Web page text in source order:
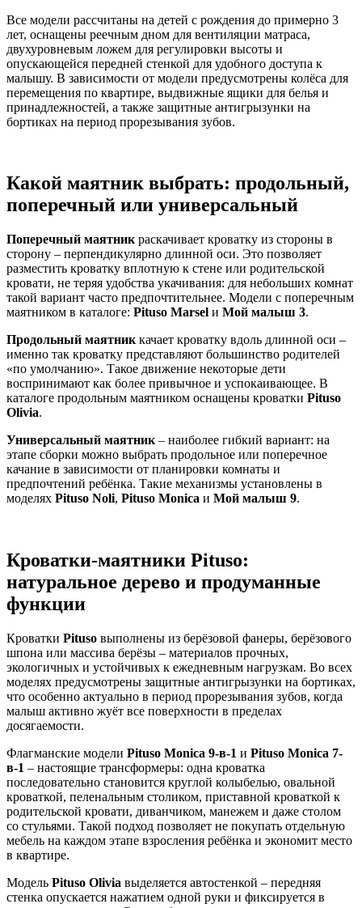
Все модели рассчитаны на детей с рождения до примерно 3
лет, оснащены реечным дном для вентиляции матраса,
двухуровневым ложем для регулировки высоты и
опускающейся передней стенкой для удобного доступа к
малышу. В зависимости от модели предусмотрены колёса для
перемещения по квартире, выдвижные ящики для белья и
принадлежностей, а также защитные антигрызунки на
бортиках на период прорезывания зубов.
Какой маятник выбрать: продольный,
поперечный или универсальный
Поперечный маятник раскачивает кроватку из стороны в
сторону – перпендикулярно длинной оси. Это позволяет
разместить кроватку вплотную к стене или родительской
кровати, не теряя удобства укачивания: для небольших комнат
такой вариант часто предпочтительнее. Модели с поперечным
маятником в каталоге: Pituso Marsel и Мой малыш 3.
Продольный маятник качает кроватку вдоль длинной оси –
именно так кроватку представляют большинство родителей
«по умолчанию». Такое движение некоторые дети
воспринимают как более привычное и успокаивающее. В
каталоге продольным маятником оснащены кроватки Pituso
Olivia.
Универсальный маятник – наиболее гибкий вариант: на
этапе сборки можно выбрать продольное или поперечное
качание в зависимости от планировки комнаты и
предпочтений ребёнка. Такие механизмы установлены в
моделях Pituso Noli, Pituso Monica и Мой малыш 9.
Кроватки-маятники Pituso:
натуральное дерево и продуманные
функции
Кроватки Pituso выполнены из берёзовой фанеры, берёзового
шпона или массива берёзы – материалов прочных,
экологичных и устойчивых к ежедневным нагрузкам. Во всех
моделях предусмотрены защитные антигрызунки на бортиках,
что особенно актуально в период прорезывания зубов, когда
малыш активно жуёт все поверхности в пределах
досягаемости.
Флагманские модели Pituso Monica 9-в-1 и Pituso Monica 7-
в-1 – настоящие трансформеры: одна кроватка
последовательно становится круглой колыбелью, овальной
кроваткой, пеленальным столиком, приставной кроваткой к
родительской кровати, диванчиком, манежем и даже столом
со стульями. Такой подход позволяет не покупать отдельную
мебель на каждом этапе взросления ребёнка и экономит место
в квартире.
Модель Pituso Olivia выделяется автостенкой – передняя
стенка опускается нажатием одной руки и фиксируется в